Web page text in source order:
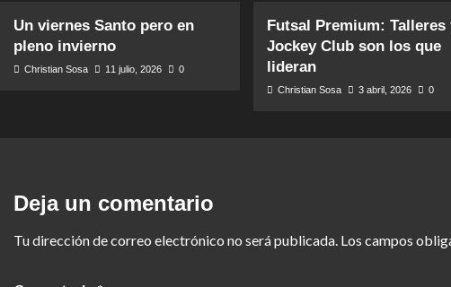
Un viernes Santo pero en
pleno invierno
Christian Sosa 11 julio, 2026 0
Futsal Premium: Talleres
Jockey Club son los que
lideran
Christian Sosa 3 abril, 2026 0
Deja un comentario
Tu dirección de correo electrónico no será publicada. Los campos